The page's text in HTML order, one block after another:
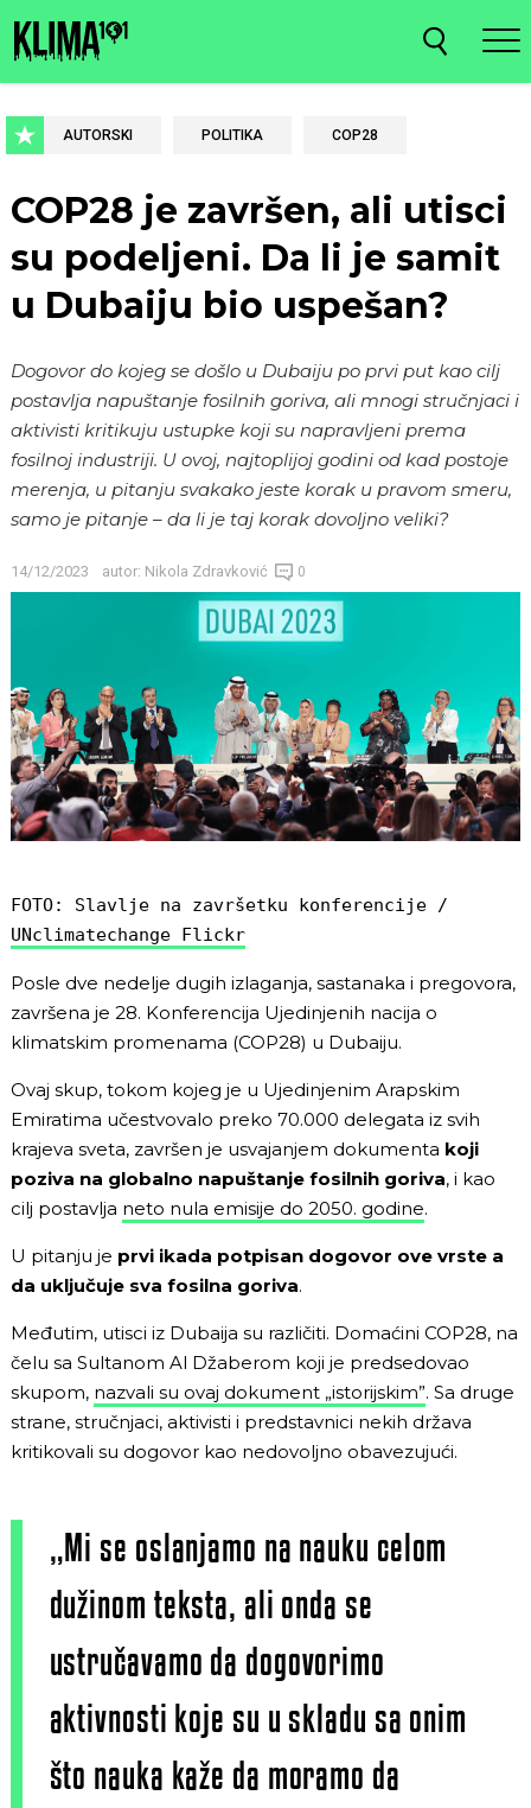
AUTORSKI POLITIKA COP28
COP28 je završen, ali utisci
su podeljeni. Da li je samit
u Dubaiju bio uspešan?
Dogovor do kojeg se došlo u Dubaiju po prvi put kao cilj
postavlja napuštanje fosilnih goriva, ali mnogi stručnjaci i
aktivisti kritikuju ustupke koji su napravljeni prema
fosilnoj industriji. U ovoj, najtoplijoj godini od kad postoje
merenja, u pitanju svakako jeste korak u pravom smeru,
samo je pitanje – da li je taj korak dovoljno veliki?
14/12/2023 autor: Nikola Zdravković 0
UNclimatechange Flickr
Posle dve nedelje dugih izlaganja, sastanaka i pregovora,
završena je 28. Konferencija Ujedinjenih nacija o
klimatskim promenama (COP28) u Dubaiju.
Ovaj skup, tokom kojeg je u Ujedinjenim Arapskim
Emiratima učestvovalo preko 70.000 delegata iz svih
krajeva sveta, završen je usvajanjem dokumenta koji
poziva na globalno napuštanje fosilnih goriva, i kao
cilj postavlja neto nula emisije do 2050. godine.
U pitanju je prvi ikada potpisan dogovor ove vrste a
da uključuje sva fosilna goriva.
Međutim, utisci iz Dubaija su različiti. Domaćini COP28, na
čelu sa Sultanom Al Džaberom koji je predsedovao
skupom, nazvali su ovaj dokument „istorijskim”. Sa druge
strane, stručnjaci, aktivisti i predstavnici nekih država
kritikovali su dogovor kao nedovoljno obavezujući.
„Mi se oslanjamo na nauku celom
dužinom teksta, ali onda se
ustručavamo da dogovorimo
aktivnosti koje su u skladu sa onim
što nauka kaže da moramo da